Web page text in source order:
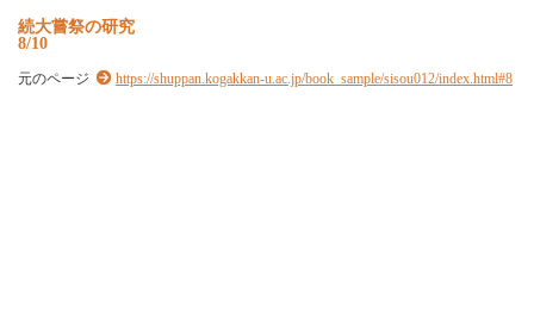
続大嘗祭の研究
8/10
元のページ https://shuppan.kogakkan-u.ac.jp/book_sample/sisou012/index.html#8